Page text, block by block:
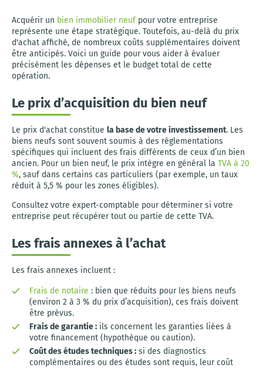
Acquérir un bien immobilier neufpour votre entreprise
représente une étape stratégique. Toutefois, au-delà du prix
d'achat affiché, de nombreux coûts supplémentaires doivent
être anticipés. Voici un guide pour vous aider à évaluer
précisément les dépenses et le budget total de cette
opération.
Le prix d’acquisition du bien neuf
Le prix d'achat constitue la base de votre investissement. Les
biens neufs sont souvent soumis à des réglementations
spécifiques qui incluent des frais différents de ceux d’un bien
ancien. Pour un bien neuf, le prix intègre en général la TVA à 20
%, sauf dans certains cas particuliers (par exemple, un taux
réduit à 5,5 % pour les zones éligibles).
Consultez votre expert-comptable pour déterminer si votre
entreprise peut récupérer tout ou partie de cette TVA.
Les frais annexes à l’achat
Les frais annexes incluent :
Frais de notaire : bien que réduits pour les biens neufs
(environ 2 à 3 % du prix d’acquisition), ces frais doivent
être prévus.
Frais de garantie : ils concernent les garanties liées à
votre financement (hypothèque ou caution).
Coût des études techniques : si des diagnostics
complémentaires ou des études sont requis, leur coût